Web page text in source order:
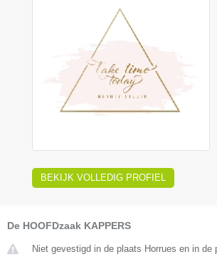
BEKIJK VOLLEDIG PROFIEL
De HOOFDzaak KAPPERS
Niet gevestigd in de plaats Horrues en in de